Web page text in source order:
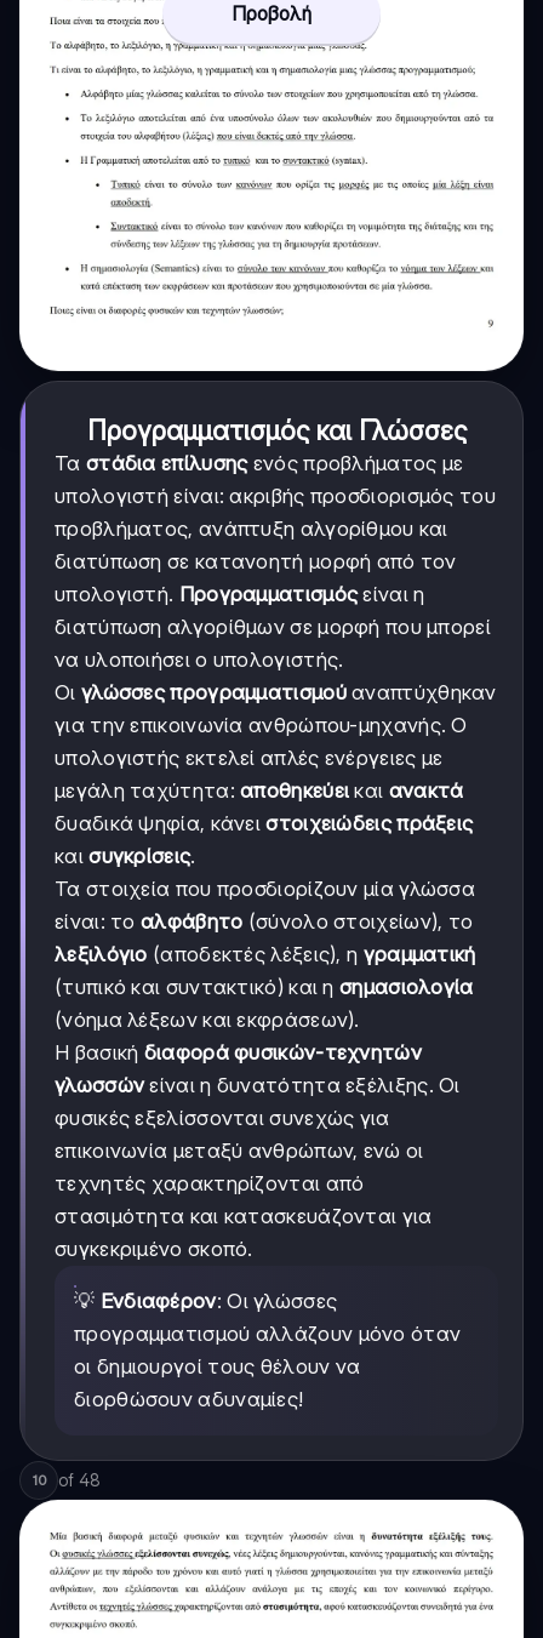
Προβολή
Προγραμματισμός και Γλώσσες
Τα στάδια επίλυσηςενός προβλήματος με
υπολογιστή είναι: ακριβής προσδιορισμός του
προβλήματος, ανάπτυξη αλγορίθμου και
διατύπωση σε κατανοητή μορφή από τον
υπολογιστή. Προγραμματισμόςείναι η
διατύπωση αλγορίθμων σε μορφή που μπορεί
να υλοποιήσει ο υπολογιστής.
Οι γλώσσες προγραμματισμούαναπτύχθηκαν
για την επικοινωνία ανθρώπου-μηχανής. Ο
υπολογιστής εκτελεί απλές ενέργειες με
μεγάλη ταχύτητα:αποθηκεύει και ανακτά
δυαδικά ψηφία, κάνειστοιχειώδεις πράξεις
καισυγκρίσεις.
Τα στοιχεία που προσδιορίζουν μία γλώσσα
είναι: το αλφάβητο (σύνολο στοιχείων), το
λεξιλόγιο (αποδεκτές λέξεις), η γραμματική
(τυπικό και συντακτικό) και ησημασιολογία
(νόημα λέξεων και εκφράσεων).
Η βασική διαφορά φυσικών-τεχνητών
γλωσσώνείναι η δυνατότητα εξέλιξης. Οι
φυσικές εξελίσσονται συνεχώς για
επικοινωνία μεταξύ ανθρώπων, ενώ οι
τεχνητές χαρακτηρίζονται από
στασιμότητα και κατασκευάζονται για
συγκεκριμένο σκοπό.
💡 Ενδιαφέρον: Οι γλώσσες
προγραμματισμού αλλάζουν μόνο όταν
οι δημιουργοί τους θέλουν να
διορθώσουν αδυναμίες!
10 of 48